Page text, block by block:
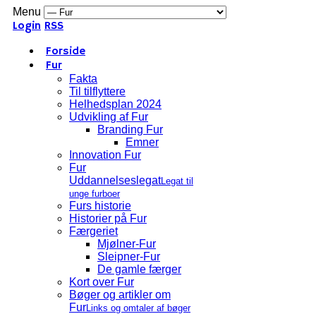
Menu
Login RSS
Forside
Fur
Fakta
Til tilflyttere
Helhedsplan 2024
Udvikling af Fur
Branding Fur
Emner
Innovation Fur
Fur
UddannelseslegatLegat til
unge furboer
Furs historie
Historier på Fur
Færgeriet
Mjølner-Fur
Sleipner-Fur
De gamle færger
Kort over Fur
Bøger og artikler om
FurLinks og omtaler af bøger